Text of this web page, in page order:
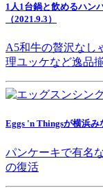
1人1台鍋と飲めるハン
（2021.9.3）
A5和牛の贅沢なし
理ユッケなど逸品
Eggs 'n Thingsが横浜み
パンケーキで有名
の復活